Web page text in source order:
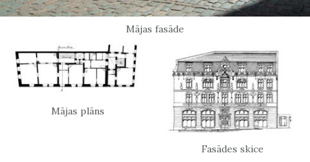
Mājas fasāde
Mājas plāns
Fasādes skice